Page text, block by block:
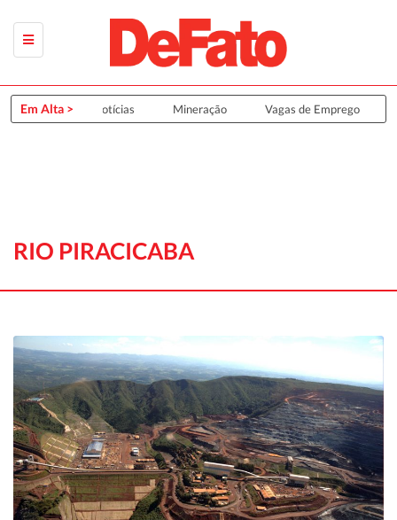
Em Alta >
Últimas Notícias Mineração Vagas de Emprego
RIO PIRACICABA